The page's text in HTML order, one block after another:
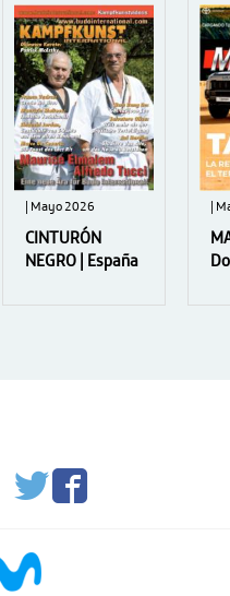
| Mayo 2026
CINTURÓN
NEGRO | España
|